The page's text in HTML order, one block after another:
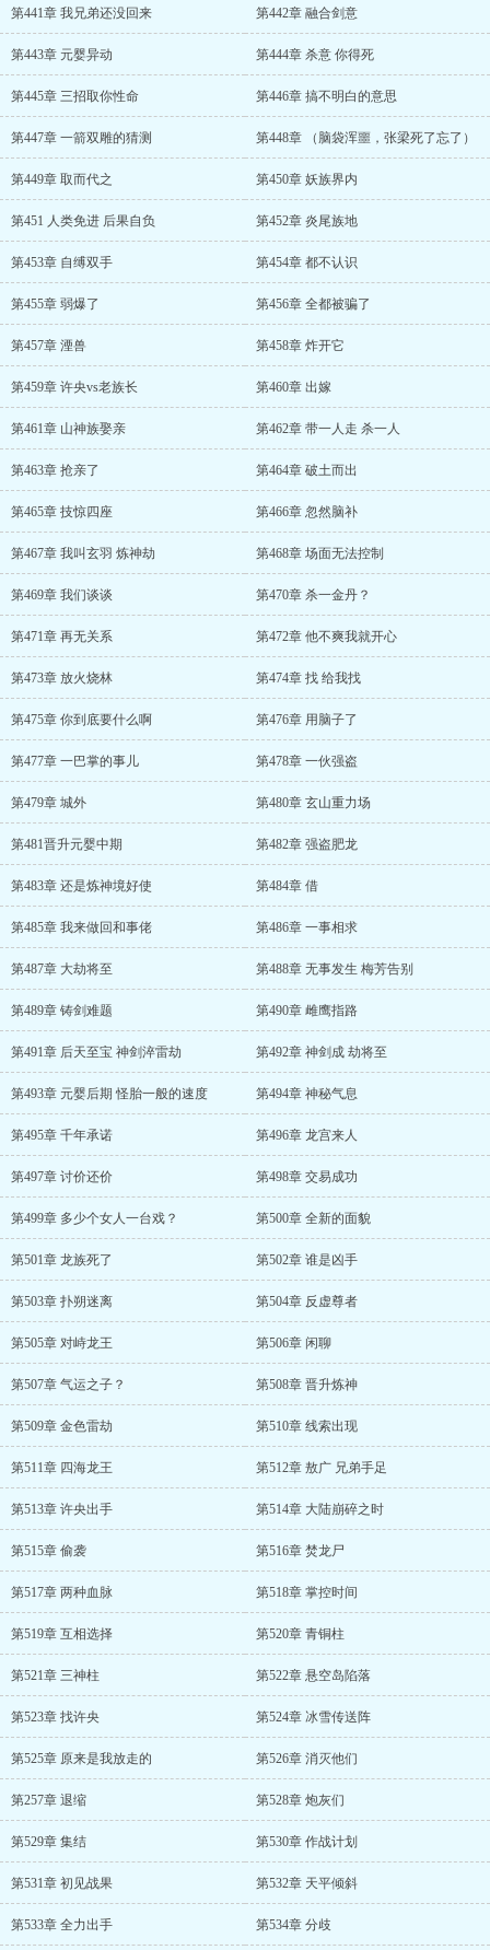
第441章 我兄弟还没回来 第442章 融合剑意
第443章 元婴异动 第444章 杀意 你得死
第445章 三招取你性命 第446章 搞不明白的意思
第447章 一箭双雕的猜测 第448章 （脑袋浑噩，张梁死了忘了）
第449章 取而代之 第450章 妖族界内
第451 人类免进 后果自负 第452章 炎尾族地
第453章 自缚双手 第454章 都不认识
第455章 弱爆了 第456章 全都被骗了
第457章 湮兽 第458章 炸开它
第459章 许央vs老族长 第460章 出嫁
第461章 山神族娶亲 第462章 带一人走 杀一人
第463章 抢亲了 第464章 破土而出
第465章 技惊四座 第466章 忽然脑补
第467章 我叫玄羽 炼神劫 第468章 场面无法控制
第469章 我们谈谈 第470章 杀一金丹？
第471章 再无关系 第472章 他不爽我就开心
第473章 放火烧林 第474章 找 给我找
第475章 你到底要什么啊 第476章 用脑子了
第477章 一巴掌的事儿 第478章 一伙强盗
第479章 城外 第480章 玄山重力场
第481晋升元婴中期 第482章 强盗肥龙
第483章 还是炼神境好使 第484章 借
第485章 我来做回和事佬 第486章 一事相求
第487章 大劫将至 第488章 无事发生 梅芳告别
第489章 铸剑难题 第490章 雌鹰指路
第491章 后天至宝 神剑淬雷劫 第492章 神剑成 劫将至
第493章 元婴后期 怪胎一般的速度 第494章 神秘气息
第495章 千年承诺 第496章 龙宫来人
第497章 讨价还价 第498章 交易成功
第499章 多少个女人一台戏？ 第500章 全新的面貌
第501章 龙族死了 第502章 谁是凶手
第503章 扑朔迷离 第504章 反虚尊者
第505章 对峙龙王 第506章 闲聊
第507章 气运之子？ 第508章 晋升炼神
第509章 金色雷劫 第510章 线索出现
第511章 四海龙王 第512章 敖广 兄弟手足
第513章 许央出手 第514章 大陆崩碎之时
第515章 偷袭 第516章 焚龙尸
第517章 两种血脉 第518章 掌控时间
第519章 互相选择 第520章 青铜柱
第521章 三神柱 第522章 悬空岛陷落
第523章 找许央 第524章 冰雪传送阵
第525章 原来是我放走的 第526章 消灭他们
第257章 退缩 第528章 炮灰们
第529章 集结 第530章 作战计划
第531章 初见战果 第532章 天平倾斜
第533章 全力出手 第534章 分歧